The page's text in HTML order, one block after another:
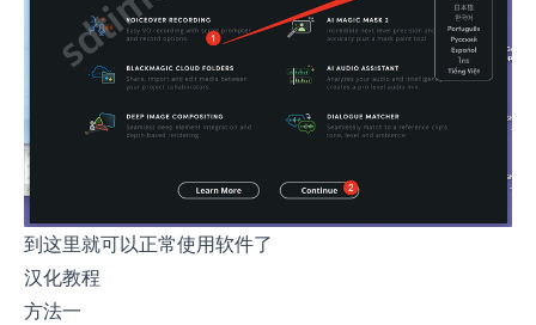
到这里就可以正常使用软件了
汉化教程
方法一